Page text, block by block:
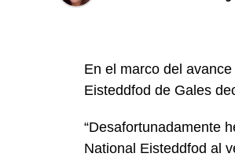
En el marco del
Eisteddfod de Gales
“Desafortunadamente
National Eisteddfod al